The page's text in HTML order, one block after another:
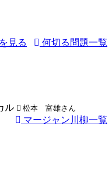
見る
何切る問題一覧
ル 松本 富雄さん
マージャン川柳一覧